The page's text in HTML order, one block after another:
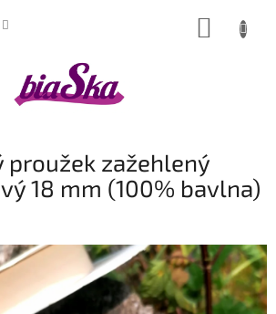
proužek zažehlený
18 mm (100% bavlna)